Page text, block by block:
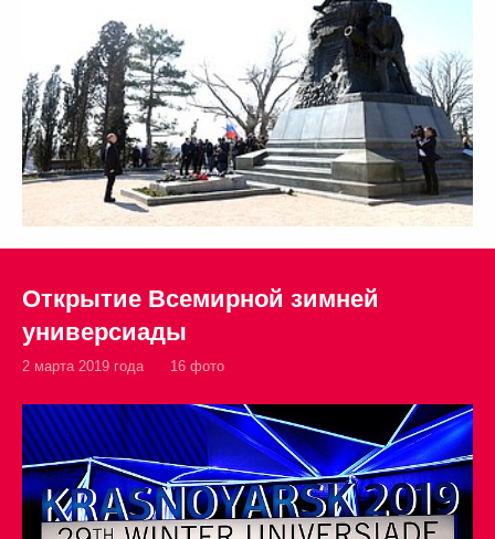
Открытие Всемирной зимней
универсиады
2 марта 2019 года 16 фото